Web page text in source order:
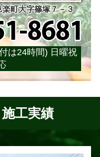
町大字篠塚７－３
は24時間) 日曜祝
施工実績